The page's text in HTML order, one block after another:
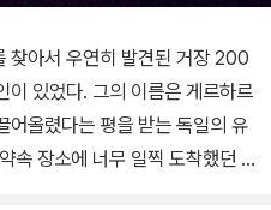
거장 200
이 있었다. 그의 이름은 게르하르
어올렸다는 평을 받는 독일의 유
속 장소에 너무 일찍 도착했던 그